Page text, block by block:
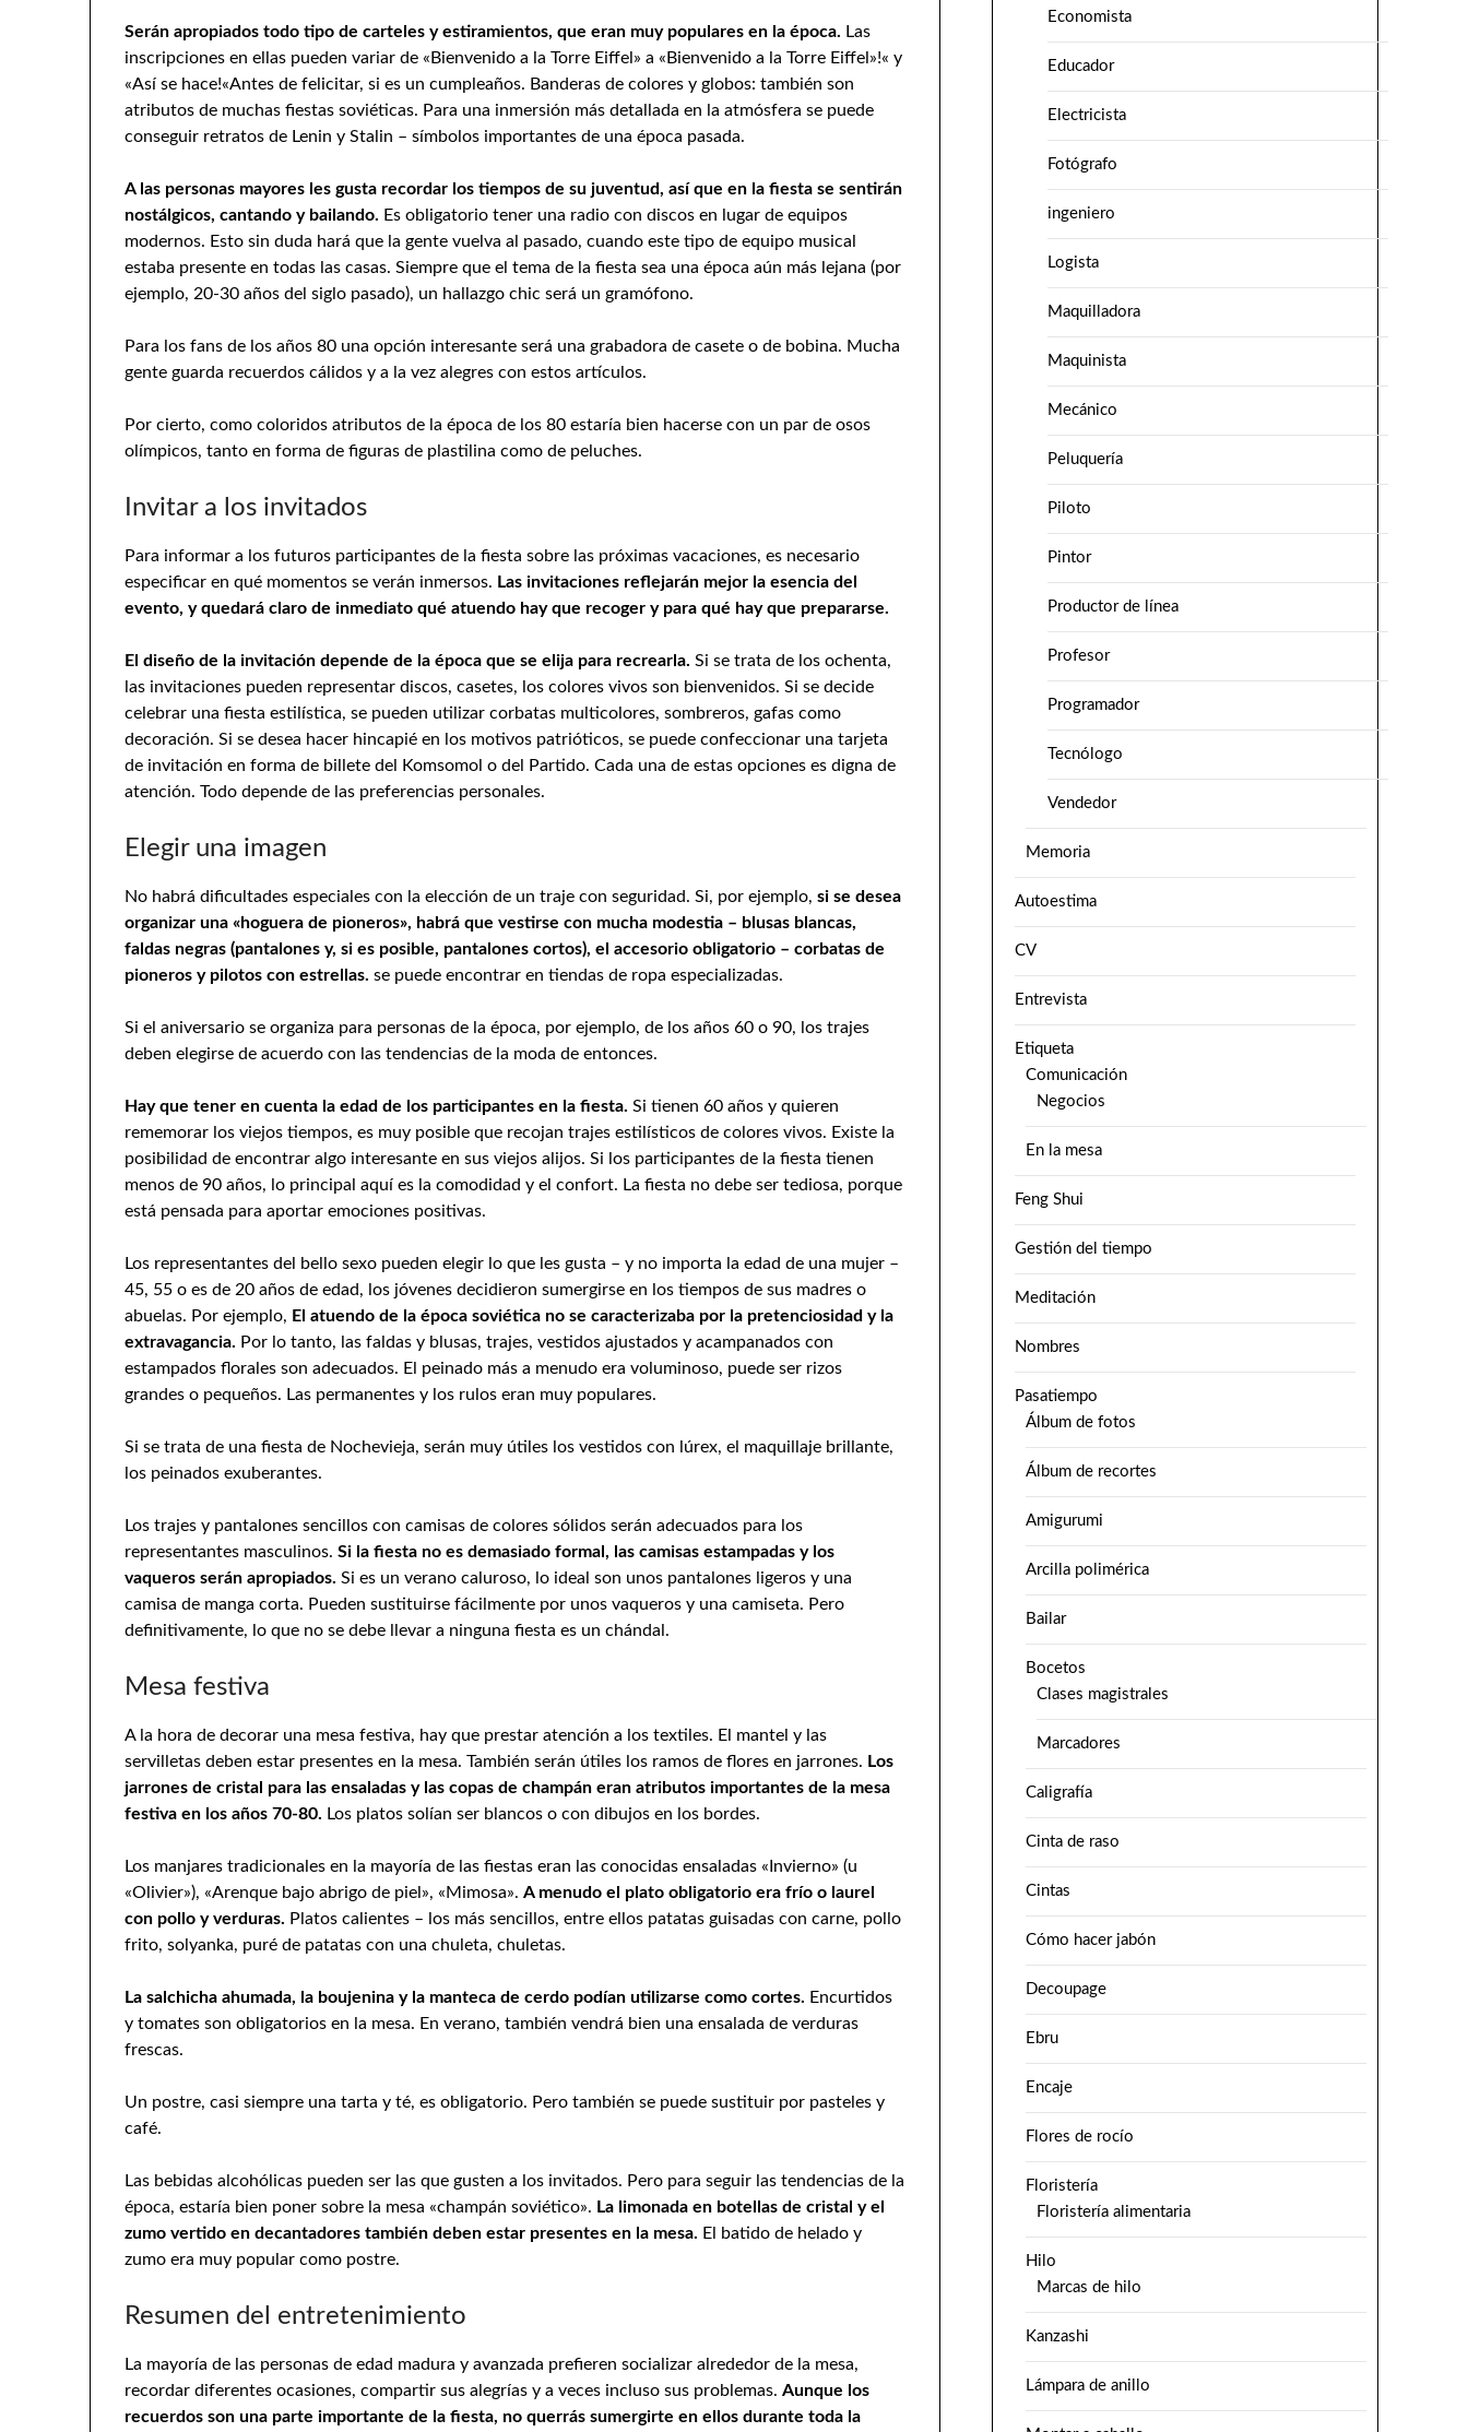
Serán apropiados todo tipo de carteles y estiramientos, que eran muy populares en la época. Las
inscripciones en ellas pueden variar de «Bienvenido a la Torre Eiffel» a «Bienvenido a la Torre Eiffel»!« y
«Así se hace!«Antes de felicitar, si es un cumpleaños. Banderas de colores y globos: también son
atributos de muchas fiestas soviéticas. Para una inmersión más detallada en la atmósfera se puede
conseguir retratos de Lenin y Stalin – símbolos importantes de una época pasada.
A las personas mayores les gusta recordar los tiempos de su juventud, así que en la fiesta se sentirán
nostálgicos, cantando y bailando. Es obligatorio tener una radio con discos en lugar de equipos
modernos. Esto sin duda hará que la gente vuelva al pasado, cuando este tipo de equipo musical
estaba presente en todas las casas. Siempre que el tema de la fiesta sea una época aún más lejana (por
ejemplo, 20-30 años del siglo pasado), un hallazgo chic será un gramófono.
Para los fans de los años 80 una opción interesante será una grabadora de casete o de bobina. Mucha
gente guarda recuerdos cálidos y a la vez alegres con estos artículos.
Por cierto, como coloridos atributos de la época de los 80 estaría bien hacerse con un par de osos
olímpicos, tanto en forma de figuras de plastilina como de peluches.
Invitar a los invitados
Para informar a los futuros participantes de la fiesta sobre las próximas vacaciones, es necesario
especificar en qué momentos se verán inmersos. Las invitaciones reflejarán mejor la esencia del
evento, y quedará claro de inmediato qué atuendo hay que recoger y para qué hay que prepararse.
El diseño de la invitación depende de la época que se elija para recrearla. Si se trata de los ochenta,
las invitaciones pueden representar discos, casetes, los colores vivos son bienvenidos. Si se decide
celebrar una fiesta estilística, se pueden utilizar corbatas multicolores, sombreros, gafas como
decoración. Si se desea hacer hincapié en los motivos patrióticos, se puede confeccionar una tarjeta
de invitación en forma de billete del Komsomol o del Partido. Cada una de estas opciones es digna de
atención. Todo depende de las preferencias personales.
Elegir una imagen
No habrá dificultades especiales con la elección de un traje con seguridad. Si, por ejemplo,si se desea
organizar una «hoguera de pioneros», habrá que vestirse con mucha modestia – blusas blancas,
faldas negras (pantalones y, si es posible, pantalones cortos), el accesorio obligatorio – corbatas de
pioneros y pilotos con estrellas. se puede encontrar en tiendas de ropa especializadas.
Si el aniversario se organiza para personas de la época, por ejemplo, de los años 60 o 90, los trajes
deben elegirse de acuerdo con las tendencias de la moda de entonces.
Hay que tener en cuenta la edad de los participantes en la fiesta.Si tienen 60 años y quieren
rememorar los viejos tiempos, es muy posible que recojan trajes estilísticos de colores vivos. Existe la
posibilidad de encontrar algo interesante en sus viejos alijos. Si los participantes de la fiesta tienen
menos de 90 años, lo principal aquí es la comodidad y el confort. La fiesta no debe ser tediosa, porque
está pensada para aportar emociones positivas.
Los representantes del bello sexo pueden elegir lo que les gusta – y no importa la edad de una mujer –
45, 55 o es de 20 años de edad, los jóvenes decidieron sumergirse en los tiempos de sus madres o
abuelas. Por ejemplo, El atuendo de la época soviética no se caracterizaba por la pretenciosidad y la
extravagancia. Por lo tanto, las faldas y blusas, trajes, vestidos ajustados y acampanados con
estampados florales son adecuados. El peinado más a menudo era voluminoso, puede ser rizos
grandes o pequeños. Las permanentes y los rulos eran muy populares.
Si se trata de una fiesta de Nochevieja, serán muy útiles los vestidos con lúrex, el maquillaje brillante,
los peinados exuberantes.
Los trajes y pantalones sencillos con camisas de colores sólidos serán adecuados para los
representantes masculinos. Si la fiesta no es demasiado formal, las camisas estampadas y los
vaqueros serán apropiados.Si es un verano caluroso, lo ideal son unos pantalones ligeros y una
camisa de manga corta. Pueden sustituirse fácilmente por unos vaqueros y una camiseta. Pero
definitivamente, lo que no se debe llevar a ninguna fiesta es un chándal.
Mesa festiva
A la hora de decorar una mesa festiva, hay que prestar atención a los textiles. El mantel y las
servilletas deben estar presentes en la mesa. También serán útiles los ramos de flores en jarrones. Los
jarrones de cristal para las ensaladas y las copas de champán eran atributos importantes de la mesa
festiva en los años 70-80. Los platos solían ser blancos o con dibujos en los bordes.
Los manjares tradicionales en la mayoría de las fiestas eran las conocidas ensaladas «Invierno» (u
«Olivier»), «Arenque bajo abrigo de piel», «Mimosa».A menudo el plato obligatorio era frío o laurel
con pollo y verduras. Platos calientes – los más sencillos, entre ellos patatas guisadas con carne, pollo
frito, solyanka, puré de patatas con una chuleta, chuletas.
La salchicha ahumada, la boujenina y la manteca de cerdo podían utilizarse como cortes. Encurtidos
y tomates son obligatorios en la mesa. En verano, también vendrá bien una ensalada de verduras
frescas.
Un postre, casi siempre una tarta y té, es obligatorio. Pero también se puede sustituir por pasteles y
café.
Las bebidas alcohólicas pueden ser las que gusten a los invitados. Pero para seguir las tendencias de la
época, estaría bien poner sobre la mesa «champán soviético». La limonada en botellas de cristal y el
zumo vertido en decantadores también deben estar presentes en la mesa. El batido de helado y
zumo era muy popular como postre.
Resumen del entretenimiento
La mayoría de las personas de edad madura y avanzada prefieren socializar alrededor de la mesa,
recordar diferentes ocasiones, compartir sus alegrías y a veces incluso sus problemas.Aunque los
recuerdos son una parte importante de la fiesta, no querrás sumergirte en ellos durante toda la
Economista
Educador
Electricista
Fotógrafo
ingeniero
Logista
Maquilladora
Maquinista
Mecánico
Peluquería
Piloto
Pintor
Productor de línea
Profesor
Programador
Tecnólogo
Vendedor
Memoria
Autoestima
CV
Entrevista
Etiqueta
Comunicación
Negocios
En la mesa
Feng Shui
Gestión del tiempo
Meditación
Nombres
Pasatiempo
Álbum de fotos
Álbum de recortes
Amigurumi
Arcilla polimérica
Bailar
Bocetos
Clases magistrales
Marcadores
Caligrafía
Cinta de raso
Cintas
Cómo hacer jabón
Decoupage
Ebru
Encaje
Flores de rocío
Floristería
Floristería alimentaria
Hilo
Marcas de hilo
Kanzashi
Lámpara de anillo